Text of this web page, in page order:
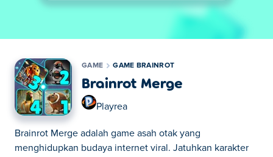
GAME GAME BRAINROT
Brainrot Merge
Playrea
Brainrot Merge adalah game asah otak yang
menghidupkan budaya internet viral. Jatuhkan karakter